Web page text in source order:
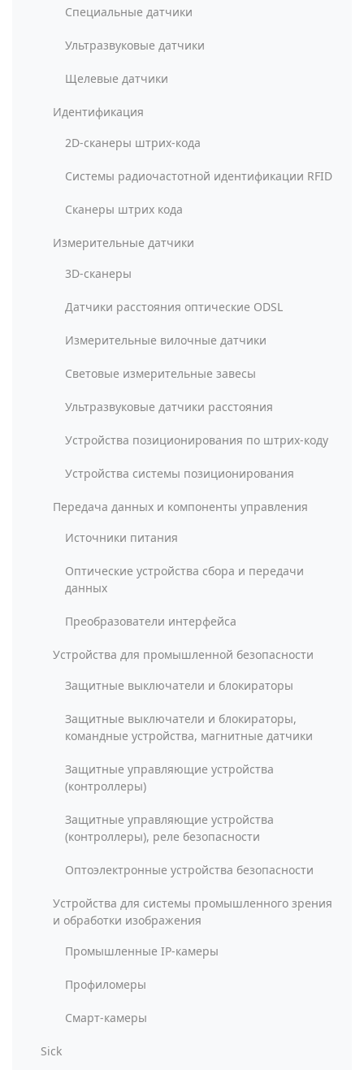
Специальные датчики
Ультразвуковые датчики
Щелевые датчики
Идентификация
2D-сканеры штрих-кода
Системы радиочастотной идентификации RFID
Сканеры штрих кода
Измерительные датчики
3D-сканеры
Датчики расстояния оптические ODSL
Измерительные вилочные датчики
Световые измерительные завесы
Ультразвуковые датчики расстояния
Устройства позиционирования по штрих-коду
Устройства системы позиционирования
Передача данных и компоненты управления
Источники питания
Оптические устройства сбора и передачи
данных
Преобразователи интерфейса
Устройства для промышленной безопасности
Защитные выключатели и блокираторы
Защитные выключатели и блокираторы,
командные устройства, магнитные датчики
Защитные управляющие устройства
(контроллеры)
Защитные управляющие устройства
(контроллеры), реле безопасности
Оптоэлектронные устройства безопасности
Устройства для системы промышленного зрения
и обработки изображения
Промышленные IP-камеры
Профиломеры
Смарт-камеры
Sick